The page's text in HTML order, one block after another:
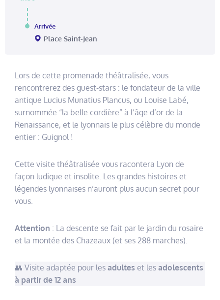
Arrivée
Place Saint-Jean
Lors de cette promenade théâtralisée, vous
rencontrerez des guest-stars : le fondateur de la ville
antique Lucius Munatius Plancus, ou Louise Labé,
surnommée “la belle cordière” à l’âge d’or de la
Renaissance, et le lyonnais le plus célèbre du monde
entier : Guignol !
Cette visite théâtralisée vous racontera Lyon de
façon ludique et insolite. Les grandes histoires et
légendes lyonnaises n’auront plus aucun secret pour
vous.
Attention : La descente se fait par le jardin du rosaire
et la montée des Chazeaux (et ses 288 marches).
👥 Visite adaptée pour les adultes et les adolescents
à partir de 12 ans